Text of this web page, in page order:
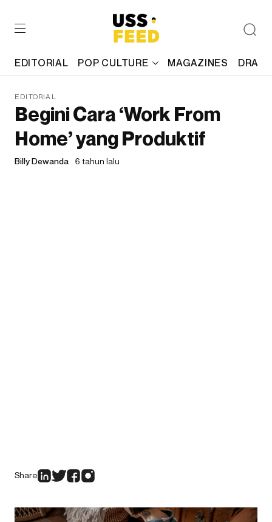
EDITORIAL POP CULTURE MAGAZINES
EDITORIAL
Begini Cara ‘Work From
Home’ yang Produktif
Billy Dewanda 6 tahun lalu
Share